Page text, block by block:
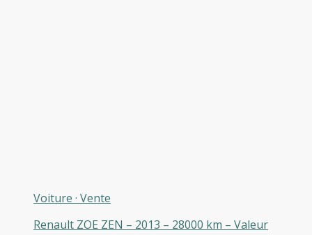
Voiture · Vente
Renault ZOE ZEN – 2013 – 28000 km – Valeur